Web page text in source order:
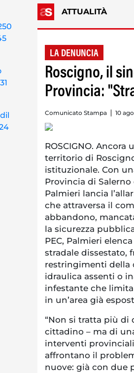
ATTUALITÀ
LA DENUNCIA
Roscigno, il
Provincia:
Comunicato Stampa 10
ROSCIGNO.
territorio di
istituzionale. Con
Provincia di
Palmieri lancia
che attraversa il
abbandono,
la sicurezza
PEC, Palmieri
stradale dissestato,
restringimenti della
idraulica assenti o
infestante che
in un’area già
“Non si tratta più di
cittadino – ma di
interventi
affrontano il
nuove: già con due